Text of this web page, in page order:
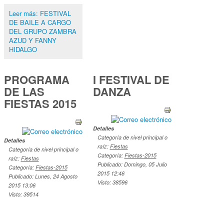
Leer más: FESTIVAL
DE BAILE A CARGO
DEL GRUPO ZAMBRA
AZUD Y FANNY
HIDALGO
PROGRAMA
DE LAS
FIESTAS 2015
Detalles
Categoría de nivel principal o
raíz: Fiestas
Categoría: Fiestas-2015
Publicado: Lunes, 24 Agosto
2015 13:06
Visto: 39514
I FESTIVAL DE
DANZA
Detalles
Categoría de nivel principal o
raíz: Fiestas
Categoría: Fiestas-2015
Publicado: Domingo, 05 Julio
2015 12:46
Visto: 38596